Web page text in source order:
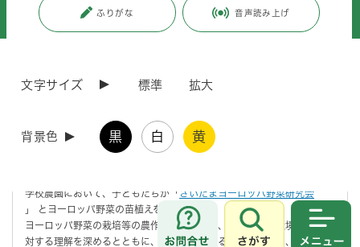
ふりがな 音声読み上げ
文字サイズ 標準 拡大
背景色 黒 白 黄
お問合せ
さがす
て取り組む学校農園における食育活動～子どもたちがヨーロッパ野菜の苗植
えを体験します～
おける食育活動～子どもたちがヨーロッパ野菜の
苗植えを体験します～
学校農園において、子どもたちが「 さいたまヨーロッパ野菜研究会
」 とヨーロッパ野菜の苗植えを実施します。
ヨーロッパ野菜の栽培等の農作業体験により、命や自然、環境や食物に
対する理解を深めるとともに、農作業に関わる人とふれあい、学校にお